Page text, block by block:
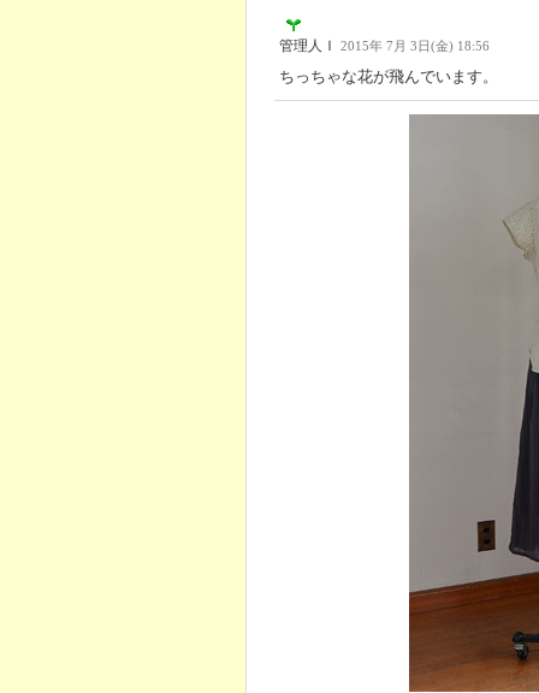
管理人Ｉ 2015年 7月 3日(金) 18:56
ちっちゃな花が飛んでいます。